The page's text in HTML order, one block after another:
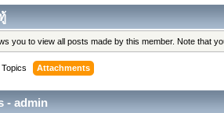
you to view all posts made by this member. Note that
Topics Attachments
- admin